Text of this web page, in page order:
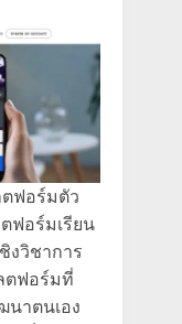
ตฟอร์มตัว
ฟอร์มเรียน
งวิชาการ
ตฟอร์มที่
นาตนเอง